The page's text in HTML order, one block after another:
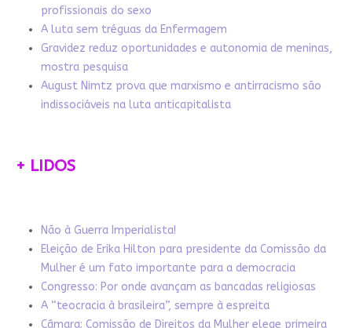
profissionais do sexo
A luta sem tréguas da Enfermagem
Gravidez reduz oportunidades e autonomia de meninas,
mostra pesquisa
August Nimtz prova que marxismo e antirracismo são
indissociáveis na luta anticapitalista
+ LIDOS
Não à Guerra Imperialista!
Eleição de Erika Hilton para presidente da Comissão da
Mulher é um fato importante para a democracia
Congresso: Por onde avançam as bancadas religiosas
A “teocracia à brasileira”, sempre à espreita
Câmara: Comissão de Direitos da Mulher elege primeira